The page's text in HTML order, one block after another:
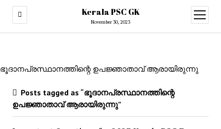
Kerala PSC GK
November 30, 2023
open
menu
ഭൂദാനപ്രസ്ഥാനത്തിന്റെ ഉപജ്ഞാതാവ് ആരായിരുന്നു
Posts tagged as “ഭൂദാനപ്രസ്ഥാനത്തിന്റെ
ഉപജ്ഞാതാവ് ആരായിരുന്നു”